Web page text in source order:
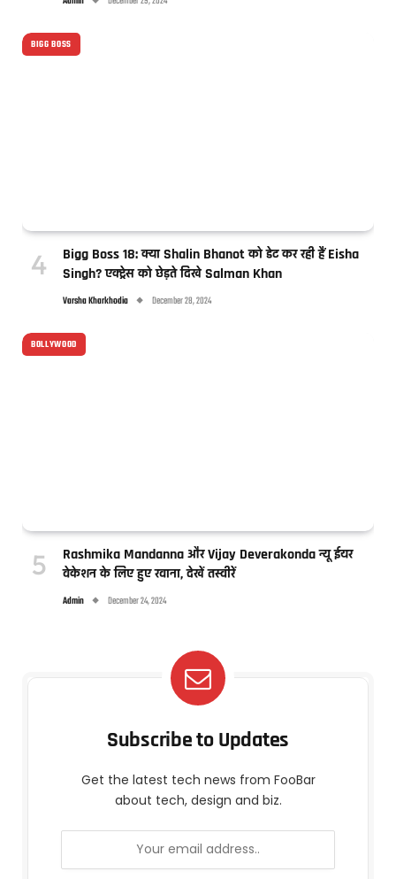
BIGG BOSS
Bigg Boss 18: क्या Shalin Bhanot को डेट कर रही हैं Eisha
Singh? एक्ट्रेस को छेड़ते दिखे Salman Khan
Varsha Kharkhodia December 28, 2024
BOLLYWOOD
Rashmika Mandanna और Vijay Deverakonda न्यू ईयर
वेकेशन के लिए हुए रवाना, देखें तस्वीरें
Admin December 24, 2024
Subscribe to Updates
Get the latest tech news from FooBar
about tech, design and biz.